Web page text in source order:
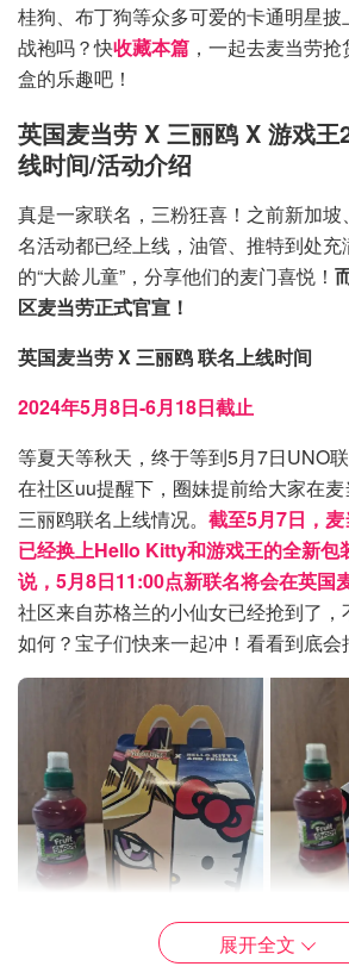
桂狗、布丁狗等众多可爱的卡通明星披
战袍吗？快收藏本篇 ，一起去麦当劳
盒的乐趣吧！
英国麦当劳 X 三丽鸥 X 游戏
线时间/活动介绍
真是一家联名，三粉狂喜！之前新加
名活动都已经上线，油管、推特到处
的“大龄儿童”，分享他们的麦门喜悦！
区麦当劳正式官宣！
英国麦当劳 X 三丽鸥 联名上线时间
2024年5月8日-6月18日截止
等夏天等秋天，终于等到5月7日UNO联
在社区uu提醒下，圈妹提前给大家在
三丽鸥联名上线情况。 截至5月7日，
已经换上Hello Kitty和游戏王的全新包
说，5月8日11:00点新联名将会在英国
社区来自苏格兰的小仙女已经抢到了
如何？宝子们快来一起冲！看看到底会
想吃妹妹的甜甜圈 12 查看原帖
展开全文